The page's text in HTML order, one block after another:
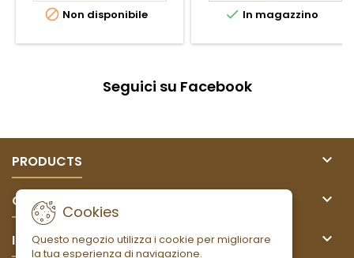
 Non disponibile  In magazzino
Seguici su Facebook
PRODUCTS 
OUR COMPANY 
IL TUO ACCOUNT 
Cookies
Questo negozio utilizza i cookie per migliorare
la tua esperienza di navigazione.